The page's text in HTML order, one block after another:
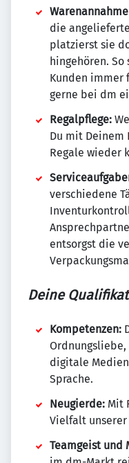
die
platzierst sie
hingehören. So
Kunden immer
gerne bei dm
Regalpflege:
Du mit Deinem
Regale wieder
verschiedene
entsorgst die
Deine
Kompetenzen:
digitale
Sprache.
Neugierde: Mit
Vielfalt unserer
Teamgeist und